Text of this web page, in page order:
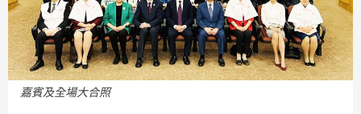
嘉賓及全場大合照